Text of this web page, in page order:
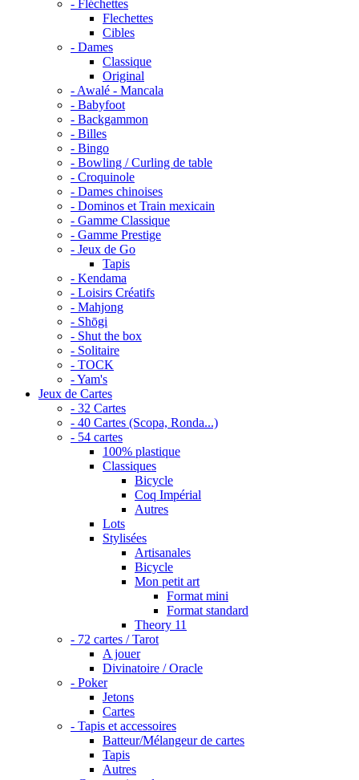
- Fléchettes
Flechettes
Cibles
- Dames
Classique
Original
- Awalé - Mancala
- Babyfoot
- Backgammon
- Billes
- Bingo
- Bowling / Curling de table
- Croquinole
- Dames chinoises
- Dominos et Train mexicain
- Gamme Classique
- Gamme Prestige
- Jeux de Go
Tapis
- Kendama
- Loisirs Créatifs
- Mahjong
- Shōgi
- Shut the box
- Solitaire
- TOCK
- Yam's
Jeux de Cartes
- 32 Cartes
- 40 Cartes (Scopa, Ronda...)
- 54 cartes
100% plastique
Classiques
Bicycle
Coq Impérial
Autres
Lots
Stylisées
Artisanales
Bicycle
Mon petit art
Format mini
Format standard
Theory 11
- 72 cartes / Tarot
A jouer
Divinatoire / Oracle
- Poker
Jetons
Cartes
- Tapis et accessoires
Batteur/Mélangeur de cartes
Tapis
Autres